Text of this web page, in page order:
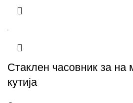
Стаклен часовник за на
кутија